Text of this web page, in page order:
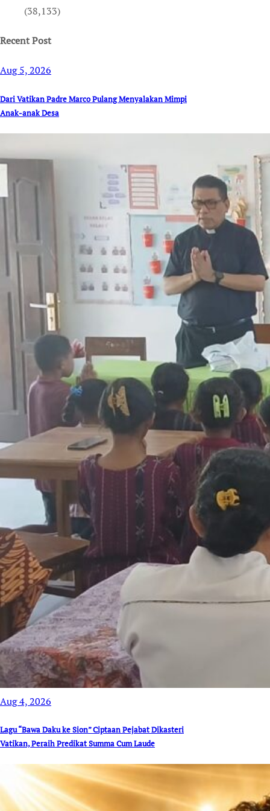
(38,133)
Recent Post
Aug 5, 2026
Dari Vatikan Padre Marco Pulang Menyalakan Mimpi
Anak-anak Desa
Aug 4, 2026
Lagu “Bawa Daku ke Sion” Ciptaan Pejabat Dikasteri
Vatikan, Peraih Predikat Summa Cum Laude